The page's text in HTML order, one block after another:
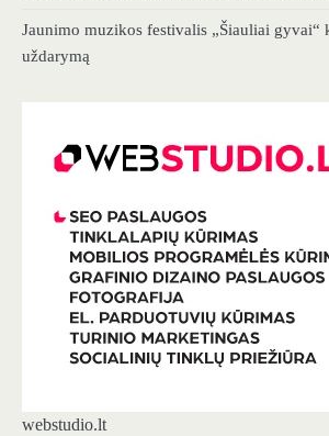
Jaunimo muzikos festivalis „Šiauliai gyvai“
uždarymą
webstudio.lt